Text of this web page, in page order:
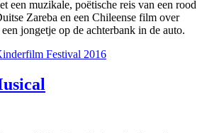
een muzikale, poëtische reis van een rood
Zareba en een Chileense film over
jongetje op de achterbank in de auto.
Festival 2016